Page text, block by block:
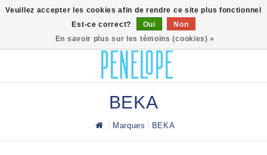
BEKA
Marques BEKA
Veuillez accepter les cookies afin de rendre ce site plus fonctionnel
Est-ce correct?
Oui
Non
En savoir plus sur les témoins (cookies) »